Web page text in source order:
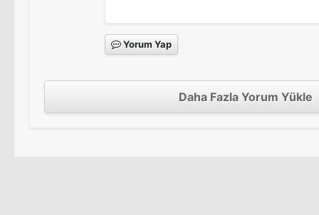
Yorum Yap
Daha Fazla Yorum Yükle